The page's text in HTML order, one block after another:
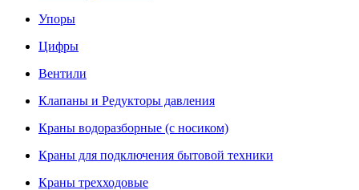
Упоры
Цифры
Вентили
Клапаны и Редукторы давления
Краны водоразборные (с носиком)
Краны для подключения бытовой техники
Краны трехходовые